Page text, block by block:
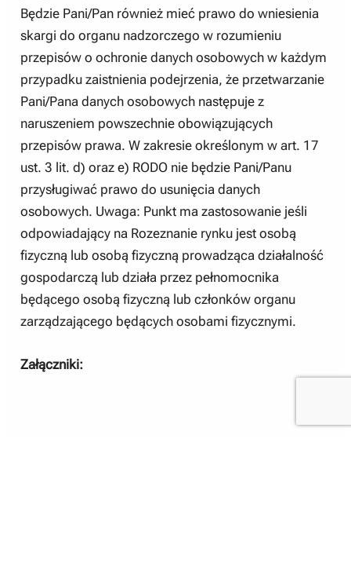
Będzie Pani/Pan również mieć prawo do wniesienia
skargi do organu nadzorczego w rozumieniu
przepisów o ochronie danych osobowych w każdym
przypadku zaistnienia podejrzenia, że przetwarzanie
Pani/Pana danych osobowych następuje z
naruszeniem powszechnie obowiązujących
przepisów prawa. W zakresie określonym w art. 17
ust. 3 lit. d) oraz e) RODO nie będzie Pani/Panu
przysługiwać prawo do usunięcia danych
osobowych. Uwaga: Punkt ma zastosowanie jeśli
odpowiadający na Rozeznanie rynku jest osobą
fizyczną lub osobą fizyczną prowadząca działalność
gospodarczą lub działa przez pełnomocnika
będącego osobą fizyczną lub członków organu
zarządzającego będących osobami fizycznymi.
Załączniki: